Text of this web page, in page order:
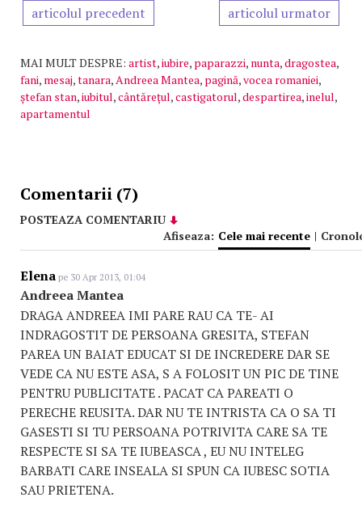
articolul precedent articolul urmator
MAI MULT DESPRE: artist,iubire, paparazzi, nunta,dragostea,
fani, mesaj,tanara,Andreea Mantea, pagină,vocea romaniei,
ştefan stan,iubitul,cântăreţul,castigatorul,despartirea,inelul,
apartamentul
Comentarii (7)
POSTEAZA COMENTARIU
Afiseaza: Cele mai recente |
Elena pe 30 Apr 2013, 01:04
Andreea Mantea
DRAGA ANDREEA IMI PARE RAU CA TE- AI
INDRAGOSTIT DE PERSOANA GRESITA, STEFAN
PAREA UN BAIAT EDUCAT SI DE INCREDERE DAR SE
VEDE CA NU ESTE ASA, S A FOLOSIT UN PIC DE TINE
PENTRU PUBLICITATE . PACAT CA PAREATI O
PERECHE REUSITA. DAR NU TE INTRISTA CA O SA TI
GASESTI SI TU PERSOANA POTRIVITA CARE SA TE
RESPECTE SI SA TE IUBEASCA , EU NU INTELEG
BARBATI CARE INSEALA SI SPUN CA IUBESC SOTIA
SAU PRIETENA.